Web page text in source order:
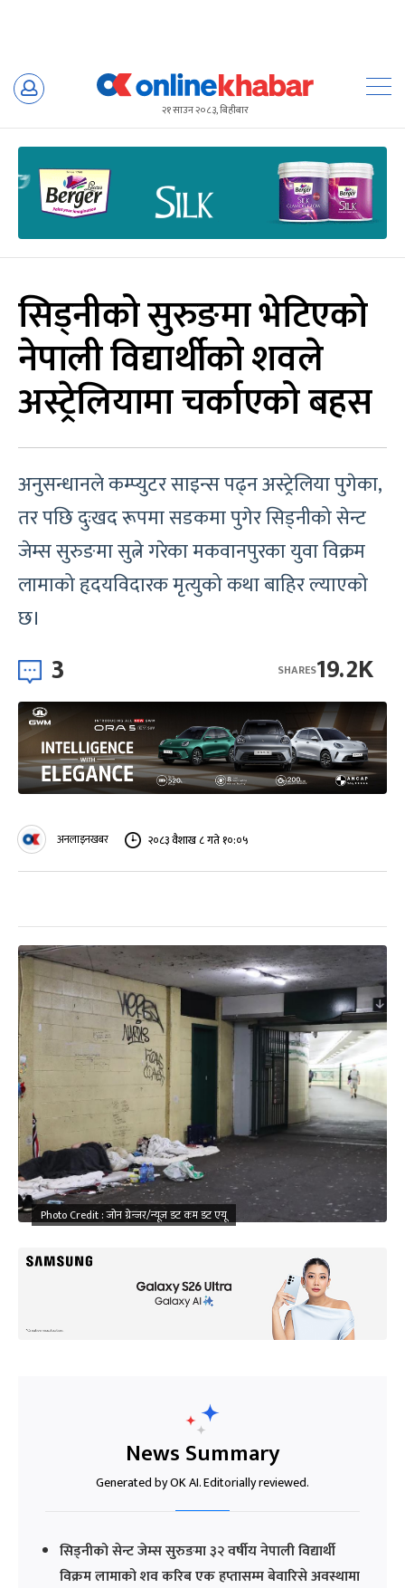
Skip
२१ साउन २०८३, बिहीबार
सिड्नीको सुरुङमा भेटिएको
नेपाली विद्यार्थीको शवले
अस्ट्रेलियामा चर्काएको बहस
अनुसन्धानले कम्प्युटर साइन्स पढ्न अस्ट्रेलिया पुगेका,
तर पछि दुःखद रूपमा सडकमा पुगेर सिड्नीको सेन्ट
जेम्स सुरुङमा सुत्ने गरेका मकवानपुरका युवा विक्रम
लामाको हृदयविदारक मृत्युको कथा बाहिर ल्याएको
छ।
3 19.2K
SHARES
अनलाइनखबर २०८३ वैशाख ८ गते १०:०५
Photo Credit : जोन ग्रेन्जर/न्यूज डट कम डट एयू
News Summary
Generated by OK AI. Editorially reviewed.
सिड्नीको सेन्ट जेम्स सुरुङमा ३२ वर्षीय नेपाली विद्यार्थी
विक्रम लामाको शव करिब एक हप्तासम्म बेवारिसे अवस्थामा